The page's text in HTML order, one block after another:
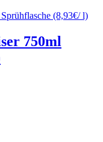
750ml